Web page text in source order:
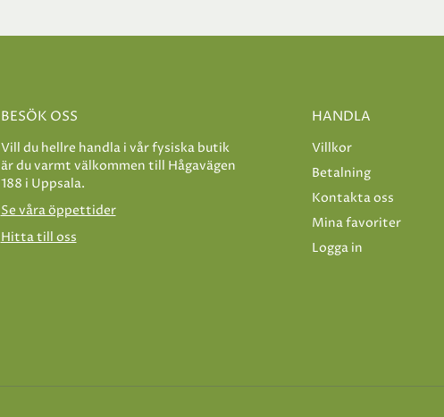
BESÖK OSS
Vill du hellre handla i vår fysiska butik
är du varmt välkommen till Hågavägen
188 i Uppsala.
Se våra öppettider
Hitta till oss
HANDLA
Villkor
Betalning
Kontakta oss
Mina favoriter
Logga in